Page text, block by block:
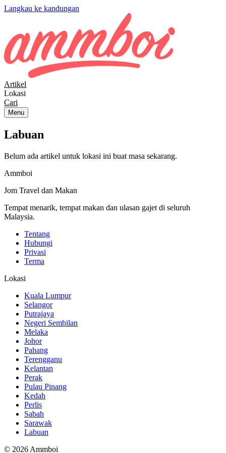
Langkau ke kandungan
Artikel
Lokasi
Cari
Menu
Labuan
Belum ada artikel untuk lokasi ini buat masa sekarang.
Ammboi
Jom Travel dan Makan
Tempat menarik, tempat makan dan ulasan gajet di seluruh
Malaysia.
Tentang
Hubungi
Privasi
Terma
Lokasi
Kuala Lumpur
Selangor
Putrajaya
Negeri Sembilan
Melaka
Johor
Pahang
Terengganu
Kelantan
Perak
Pulau Pinang
Kedah
Perlis
Sabah
Sarawak
Labuan
© 2026 Ammboi